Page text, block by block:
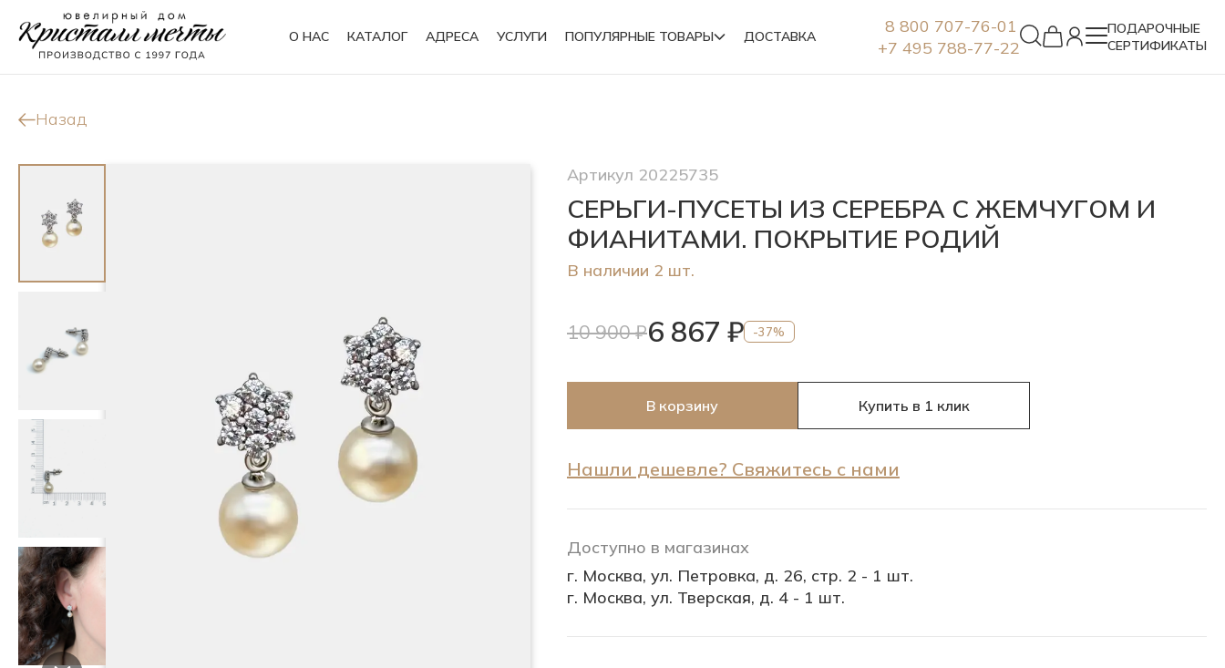
О НАС КАТАЛОГ АДРЕСА УСЛУГИ ПОПУЛЯРНЫЕ ТОВАРЫ ДОСТАВКА
8 800 707-76-01
+7 495 788-77-22
ПОДАРОЧНЫЕ
СЕРТИФИКАТЫ
Кольца
Колье Броши
Назад
Артикул 20225735
СЕРЬГИ-ПУСЕТЫ ИЗ СЕРЕБРА С ЖЕМЧУГОМ И
ФИАНИТАМИ. ПОКРЫТИЕ РОДИЙ
В наличии 2 шт.
10 900 ₽6 867 ₽ -37%
В корзину Купить в 1 клик
Нашли дешевле? Свяжитесь с нами
Доступно в магазинах
г. Москва, ул. Петровка, д. 26, стр. 2 - 1 шт.
г. Москва, ул. Тверская, д. 4 - 1 шт.